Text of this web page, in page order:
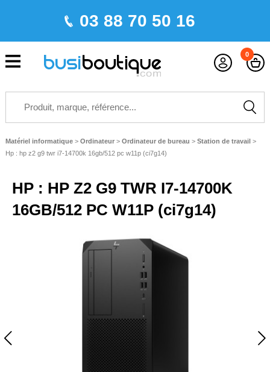
03 88 70 50 16
0
Matériel informatique > Ordinateur > Ordinateur de bureau > Station de travail>
Hp : hp z2 g9 twr i7-14700k 16gb/512 pc w11p (ci7g14)
HP : HP Z2 G9 TWR I7-14700K
16GB/512 PC W11P (ci7g14)